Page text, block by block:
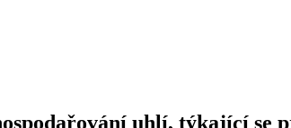
uhlí, týkající se